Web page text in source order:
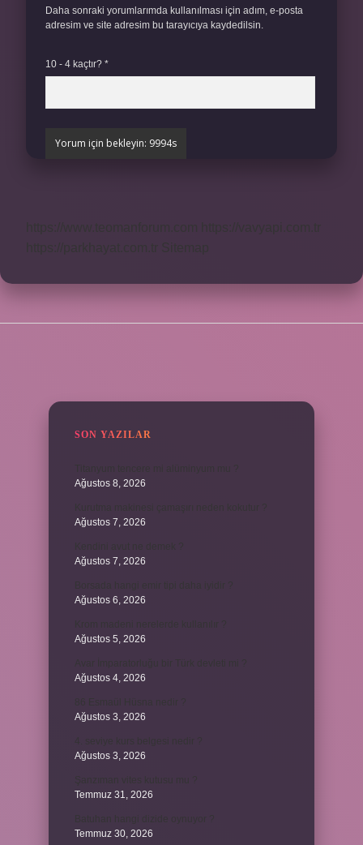
Daha sonraki yorumlarımda kullanılması için adım, e-posta
adresim ve site adresim bu tarayıcıya kaydedilsin.
10 - 4 kaçtır? *
SON YAZILAR
Ağustos 8, 2026
Ağustos 7, 2026
Ağustos 7, 2026
Ağustos 6, 2026
Ağustos 5, 2026
Ağustos 4, 2026
Ağustos 3, 2026
Ağustos 3, 2026
Temmuz 31, 2026
Temmuz 30, 2026